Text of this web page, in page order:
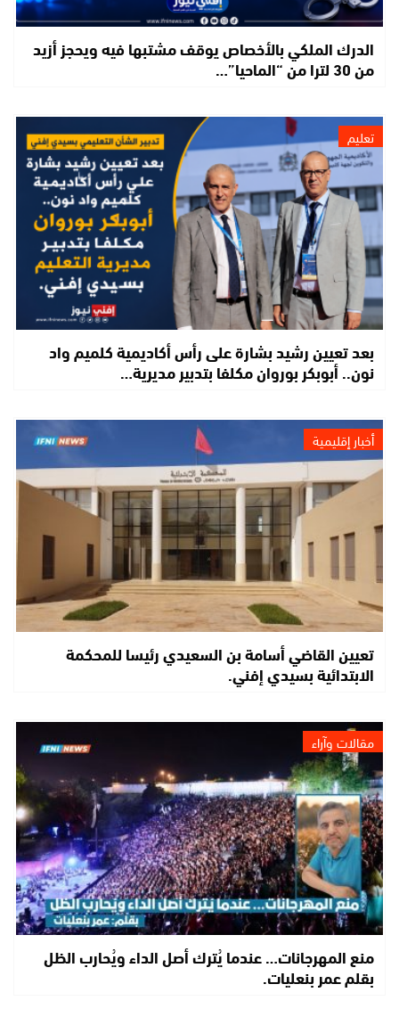
الدرك الملكي بالأخصاص يوقف مشتبها فيه ويحجز أزيد
من 30 لترا من “الماحيا”…
تعليم
بعد تعيين رشيد بشارة على رأس أكاديمية كلميم واد
نون.. أبوبكر بوروان مكلفا بتدبير مديرية…
أخبار إقليمية
تعيين القاضي أسامة بن السعيدي رئيسا للمحكمة
الابتدائية بسيدي إفني.
مقالات وآراء
منع المهرجانات… عندما يُترك أصل الداء ويُحارب الظل
بقلم عمر بنعليات.